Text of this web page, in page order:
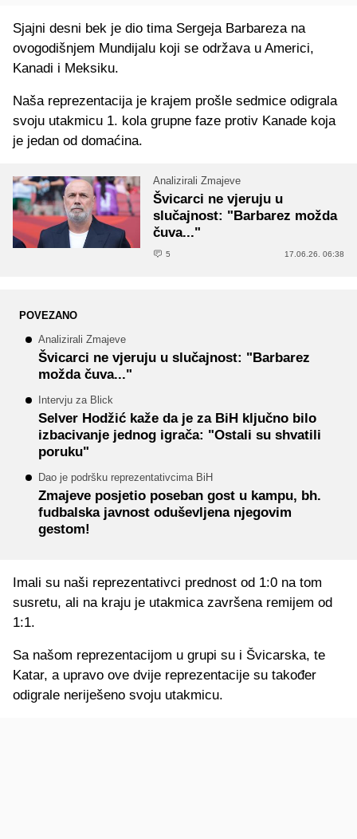
Sjajni desni bek je dio tima Sergeja Barbareza na
ovogodišnjem Mundijalu koji se održava u Americi,
Kanadi i Meksiku.
Naša reprezentacija je krajem prošle sedmice odigrala
svoju utakmicu 1. kola grupne faze protiv Kanade koja
je jedan od domaćina.
Analizirali Zmajeve
Švicarci ne vjeruju u
slučajnost: "Barbarez možda
čuva..."
5 17.06.26. 06:38
POVEZANO
Analizirali Zmajeve
Švicarci ne vjeruju u slučajnost: "Barbarez
možda čuva..."
Intervju za Blick
Selver Hodžić kaže da je za BiH ključno bilo
izbacivanje jednog igrača: "Ostali su shvatili
poruku"
Dao je podršku reprezentativcima BiH
Zmajeve posjetio poseban gost u kampu, bh.
fudbalska javnost oduševljena njegovim
gestom!
Imali su naši reprezentativci prednost od 1:0 na tom
susretu, ali na kraju je utakmica završena remijem od
1:1.
Sa našom reprezentacijom u grupi su i Švicarska, te
Katar, a upravo ove dvije reprezentacije su također
odigrale neriješeno svoju utakmicu.